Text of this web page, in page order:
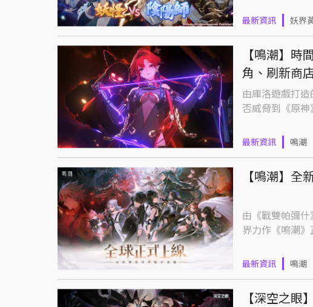
最新資訊 妖界
【鳴潮】
角、刷新商
由庫洛遊戲打
否威脅到《原
最新資訊 鳴潮
【鳴潮】全
由《戰雙帕彌
界力作《鳴潮
最新資訊 鳴潮
【深空之眼